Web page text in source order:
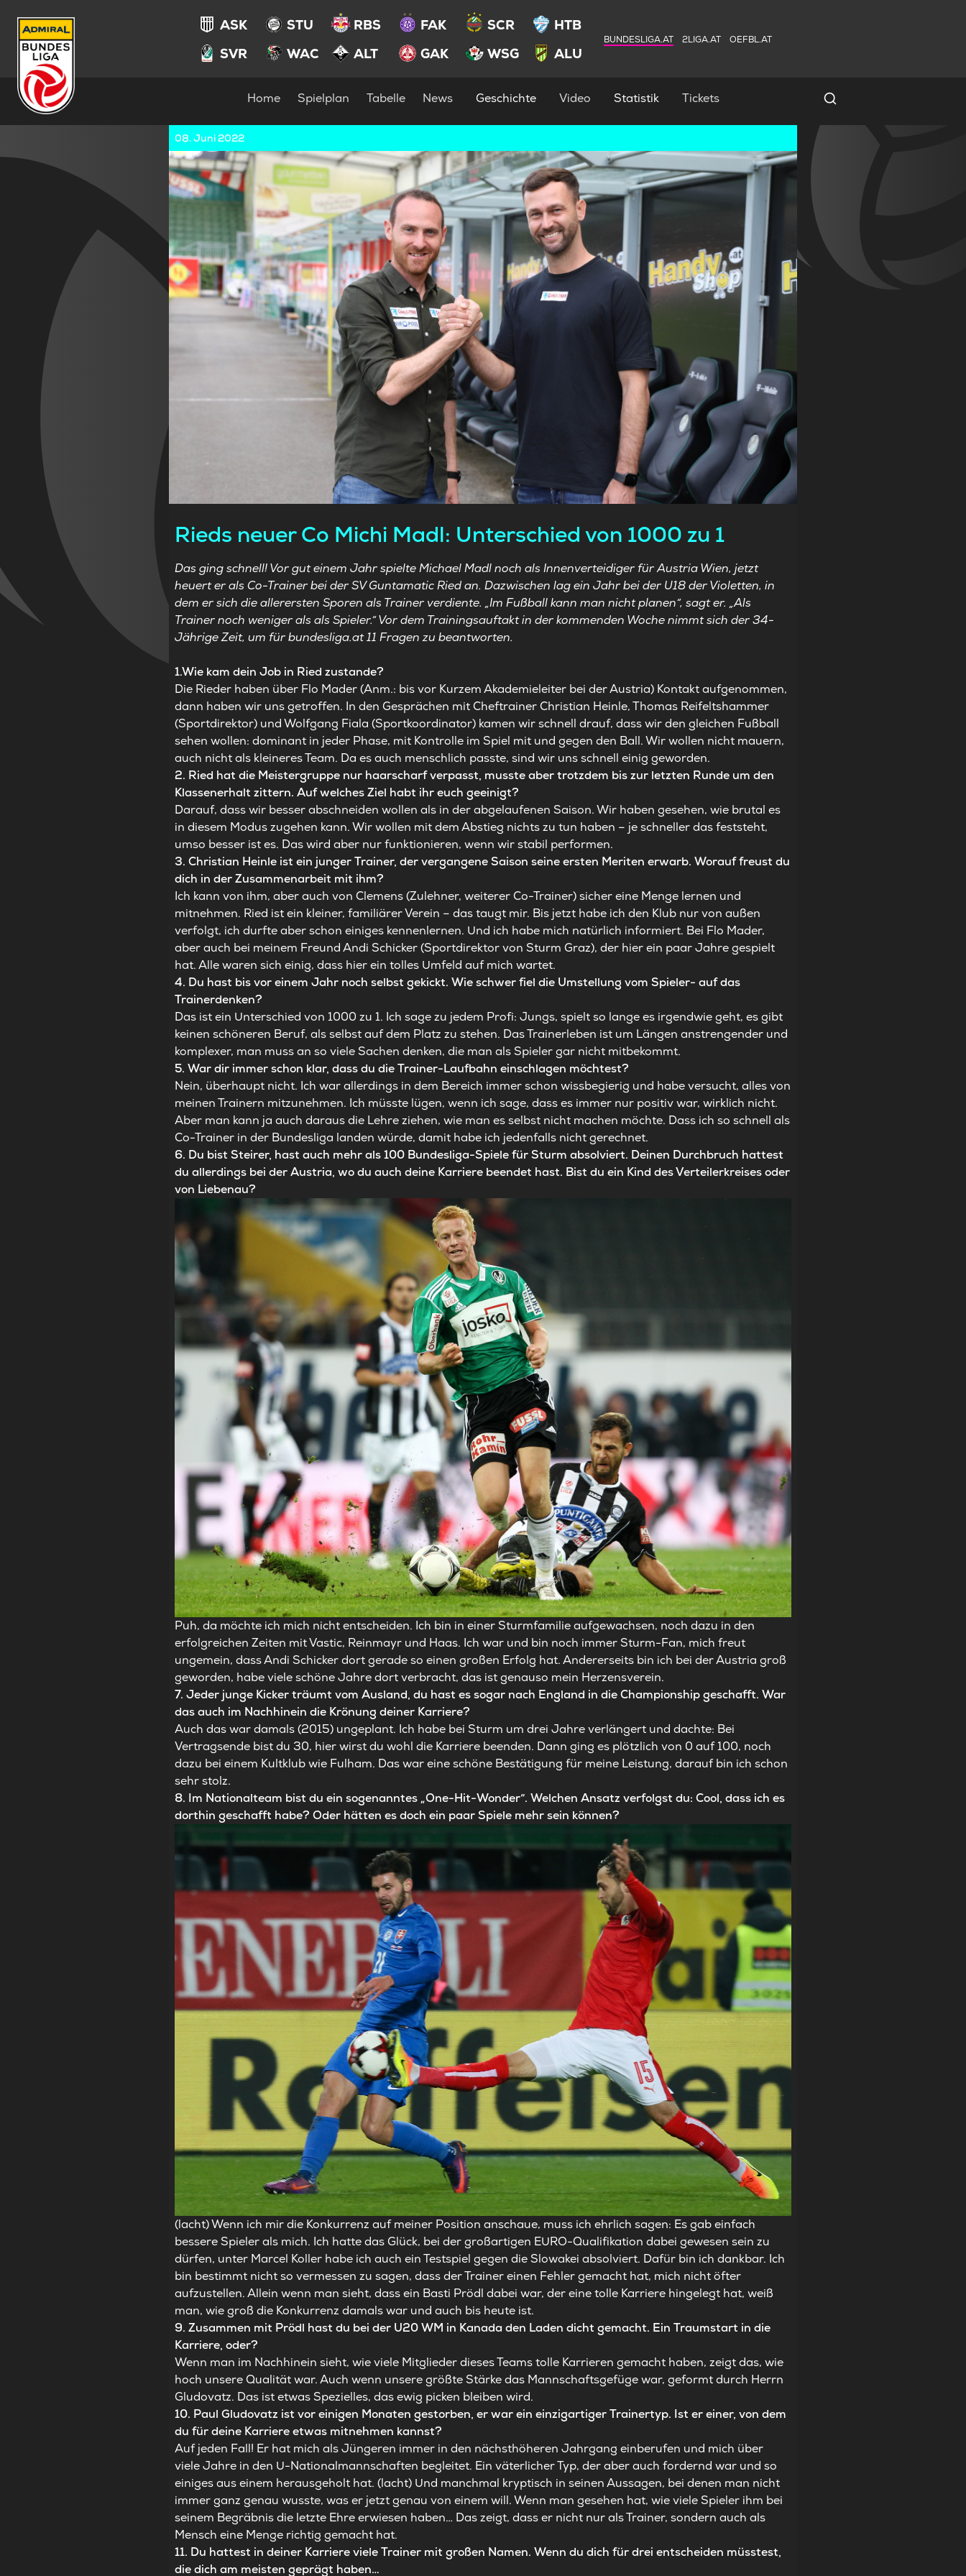
ASK STU RBS FAK SCR
HTB
SVR
WAC ALT GAK WSG ALU
BUNDESLIGA.AT 2LIGA.AT OEFBL.AT
Home Spielplan Tabelle News Geschichte Video Statistik Tickets Spielersuche
08. Juni 2022
Rieds neuer Co Michi Madl: Unterschied von 1000 zu 1
Das ging schnell! Vor gut einem Jahr spielte Michael Madl noch als Innenverteidiger für Austria Wien, jetzt
heuert er als Co-Trainer bei der SV Guntamatic Ried an. Dazwischen lag ein Jahr bei der U18 der Violetten, in
dem er sich die allerersten Sporen als Trainer verdiente. „Im Fußball kann man nicht planen“, sagt er. „Als
Trainer noch weniger als als Spieler.“ Vor dem Trainingsauftakt in der kommenden Woche nimmt sich der 34-
Jährige Zeit, um für bundesliga.at 11 Fragen zu beantworten.
1.Wie kam dein Job in Ried zustande?
Die Rieder haben über Flo Mader (Anm.: bis vor Kurzem Akademieleiter bei der Austria) Kontakt aufgenommen,
dann haben wir uns getroffen. In den Gesprächen mit Cheftrainer Christian Heinle, Thomas Reifeltshammer
(Sportdirektor) und Wolfgang Fiala (Sportkoordinator) kamen wir schnell drauf, dass wir den gleichen Fußball
sehen wollen: dominant in jeder Phase, mit Kontrolle im Spiel mit und gegen den Ball. Wir wollen nicht mauern,
auch nicht als kleineres Team. Da es auch menschlich passte, sind wir uns schnell einig geworden.
2. Ried hat die Meistergruppe nur haarscharf verpasst, musste aber trotzdem bis zur letzten Runde um den
Klassenerhalt zittern. Auf welches Ziel habt ihr euch geeinigt?
Darauf, dass wir besser abschneiden wollen als in der abgelaufenen Saison. Wir haben gesehen, wie brutal es
in diesem Modus zugehen kann. Wir wollen mit dem Abstieg nichts zu tun haben – je schneller das feststeht,
umso besser ist es. Das wird aber nur funktionieren, wenn wir stabil performen.
3. Christian Heinle ist ein junger Trainer, der vergangene Saison seine ersten Meriten erwarb. Worauf freust du
dich in der Zusammenarbeit mit ihm?
Ich kann von ihm, aber auch von Clemens (Zulehner, weiterer Co-Trainer) sicher eine Menge lernen und
mitnehmen. Ried ist ein kleiner, familiärer Verein – das taugt mir. Bis jetzt habe ich den Klub nur von außen
verfolgt, ich durfte aber schon einiges kennenlernen. Und ich habe mich natürlich informiert. Bei Flo Mader,
aber auch bei meinem Freund Andi Schicker (Sportdirektor von Sturm Graz), der hier ein paar Jahre gespielt
hat. Alle waren sich einig, dass hier ein tolles Umfeld auf mich wartet.
4. Du hast bis vor einem Jahr noch selbst gekickt. Wie schwer fiel die Umstellung vom Spieler- auf das
Trainerdenken?
Das ist ein Unterschied von 1000 zu 1. Ich sage zu jedem Profi: Jungs, spielt so lange es irgendwie geht, es gibt
keinen schöneren Beruf, als selbst auf dem Platz zu stehen. Das Trainerleben ist um Längen anstrengender und
komplexer, man muss an so viele Sachen denken, die man als Spieler gar nicht mitbekommt.
5. War dir immer schon klar, dass du die Trainer-Laufbahn einschlagen möchtest?
Nein, überhaupt nicht. Ich war allerdings in dem Bereich immer schon wissbegierig und habe versucht, alles von
meinen Trainern mitzunehmen. Ich müsste lügen, wenn ich sage, dass es immer nur positiv war, wirklich nicht.
Aber man kann ja auch daraus die Lehre ziehen, wie man es selbst nicht machen möchte. Dass ich so schnell als
Co-Trainer in der Bundesliga landen würde, damit habe ich jedenfalls nicht gerechnet.
6. Du bist Steirer, hast auch mehr als 100 Bundesliga-Spiele für Sturm absolviert. Deinen Durchbruch hattest
du allerdings bei der Austria, wo du auch deine Karriere beendet hast. Bist du ein Kind des Verteilerkreises oder
von Liebenau?
Puh, da möchte ich mich nicht entscheiden. Ich bin in einer Sturmfamilie aufgewachsen, noch dazu in den
erfolgreichen Zeiten mit Vastic, Reinmayr und Haas. Ich war und bin noch immer Sturm-Fan, mich freut
ungemein, dass Andi Schicker dort gerade so einen großen Erfolg hat. Andererseits bin ich bei der Austria groß
geworden, habe viele schöne Jahre dort verbracht, das ist genauso mein Herzensverein.
7. Jeder junge Kicker träumt vom Ausland, du hast es sogar nach England in die Championship geschafft. War
das auch im Nachhinein die Krönung deiner Karriere?
Auch das war damals (2015) ungeplant. Ich habe bei Sturm um drei Jahre verlängert und dachte: Bei
Vertragsende bist du 30, hier wirst du wohl die Karriere beenden. Dann ging es plötzlich von 0 auf 100, noch
dazu bei einem Kultklub wie Fulham. Das war eine schöne Bestätigung für meine Leistung, darauf bin ich schon
sehr stolz.
8. Im Nationalteam bist du ein sogenanntes „One-Hit-Wonder“. Welchen Ansatz verfolgst du: Cool, dass ich es
dorthin geschafft habe? Oder hätten es doch ein paar Spiele mehr sein können?
(lacht) Wenn ich mir die Konkurrenz auf meiner Position anschaue, muss ich ehrlich sagen: Es gab einfach
bessere Spieler als mich. Ich hatte das Glück, bei der großartigen EURO-Qualifikation dabei gewesen sein zu
dürfen, unter Marcel Koller habe ich auch ein Testspiel gegen die Slowakei absolviert. Dafür bin ich dankbar. Ich
bin bestimmt nicht so vermessen zu sagen, dass der Trainer einen Fehler gemacht hat, mich nicht öfter
aufzustellen. Allein wenn man sieht, dass ein Basti Prödl dabei war, der eine tolle Karriere hingelegt hat, weiß
man, wie groß die Konkurrenz damals war und auch bis heute ist.
9. Zusammen mit Prödl hast du bei der U20 WM in Kanada den Laden dicht gemacht. Ein Traumstart in die
Karriere, oder?
Wenn man im Nachhinein sieht, wie viele Mitglieder dieses Teams tolle Karrieren gemacht haben, zeigt das, wie
hoch unsere Qualität war. Auch wenn unsere größte Stärke das Mannschaftsgefüge war, geformt durch Herrn
Gludovatz. Das ist etwas Spezielles, das ewig picken bleiben wird.
10. Paul Gludovatz ist vor einigen Monaten gestorben, er war ein einzigartiger Trainertyp. Ist er einer, von dem
du für deine Karriere etwas mitnehmen kannst?
Auf jeden Fall! Er hat mich als Jüngeren immer in den nächsthöheren Jahrgang einberufen und mich über
viele Jahre in den U-Nationalmannschaften begleitet. Ein väterlicher Typ, der aber auch fordernd war und so
einiges aus einem herausgeholt hat. (lacht) Und manchmal kryptisch in seinen Aussagen, bei denen man nicht
immer ganz genau wusste, was er jetzt genau von einem will. Wenn man gesehen hat, wie viele Spieler ihm bei
seinem Begräbnis die letzte Ehre erwiesen haben… Das zeigt, dass er nicht nur als Trainer, sondern auch als
Mensch eine Menge richtig gemacht hat.
11. Du hattest in deiner Karriere viele Trainer mit großen Namen. Wenn du dich für drei entscheiden müsstest,
die dich am meisten geprägt haben…